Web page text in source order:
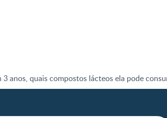
anos, quais compostos lácteos ela pode